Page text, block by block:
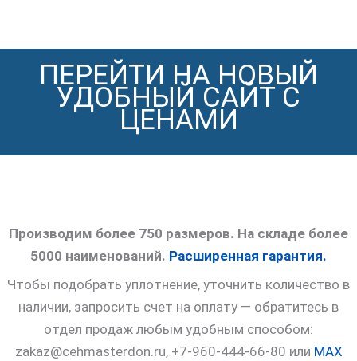
ПЕРЕЙТИ НА НОВЫЙ
УДОБНЫЙ САЙТ С
ЦЕНАМИ
Производим более 750 размеров. На складе более
5000 наименований. Расширенная гарантия.
Чтобы подобрать уплотнение, уточнить количество в
наличии, запросить счет на оплату — обратитесь в
отдел продаж любым удобным способом:
zakaz@cehmasterdon.ru, +7-960-444-66-80 или MAX